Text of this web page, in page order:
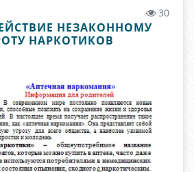
30
НЕЗАКОННОМУ
НАРКОТИКОВ